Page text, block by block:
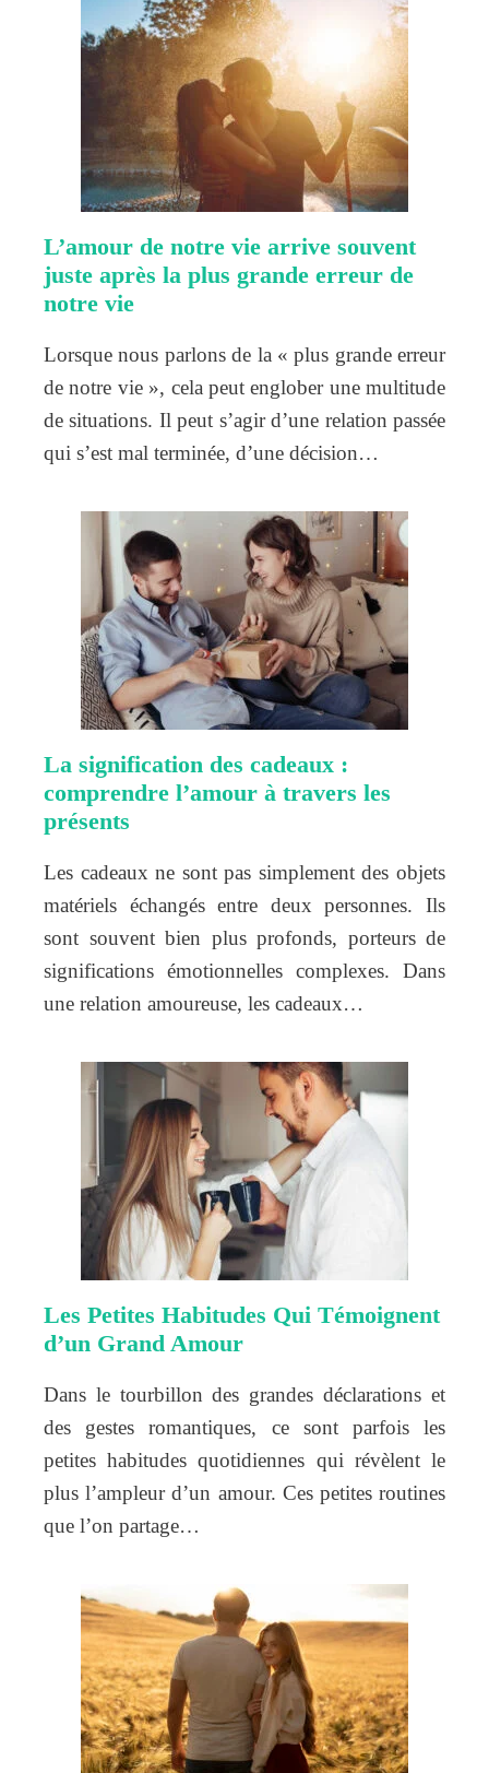
L’amour de notre vie arrive souvent
juste après la plus grande erreur de
notre vie
Lorsque nous parlons de la « plus grande erreur
de notre vie », cela peut englober une multitude
de situations. Il peut s’agir d’une relation passée
qui s’est mal terminée, d’une décision…
La signification des cadeaux :
comprendre l’amour à travers les
présents
Les cadeaux ne sont pas simplement des objets
matériels échangés entre deux personnes. Ils
sont souvent bien plus profonds, porteurs de
significations émotionnelles complexes. Dans
une relation amoureuse, les cadeaux…
Les Petites Habitudes Qui Témoignent
d’un Grand Amour
Dans le tourbillon des grandes déclarations et
des gestes romantiques, ce sont parfois les
petites habitudes quotidiennes qui révèlent le
plus l’ampleur d’un amour. Ces petites routines
que l’on partage…